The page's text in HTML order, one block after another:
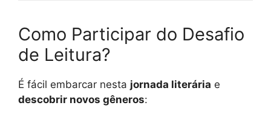
Como Participar do Desafio
de Leitura?
É fácil embarcar nesta jornada literária e
descobrir novos gêneros: